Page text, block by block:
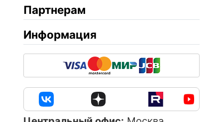
Партнерам
Информация